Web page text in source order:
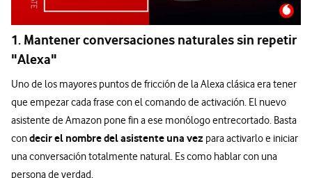
1. Mantener conversaciones naturales sin repetir
"Alexa"
Uno de los mayores puntos de fricción de la Alexa clásica era tener
que empezar cada frase con el comando de activación. El nuevo
asistente de Amazon pone fin a ese monólogo entrecortado. Basta
condecir el nombre del asistente una vez para activarlo e iniciar
una conversación totalmente natural. Es como hablar con una
persona de verdad.